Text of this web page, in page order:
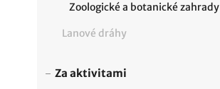
Zoologické a botanické zahrady
Lanové dráhy
Za aktivitami